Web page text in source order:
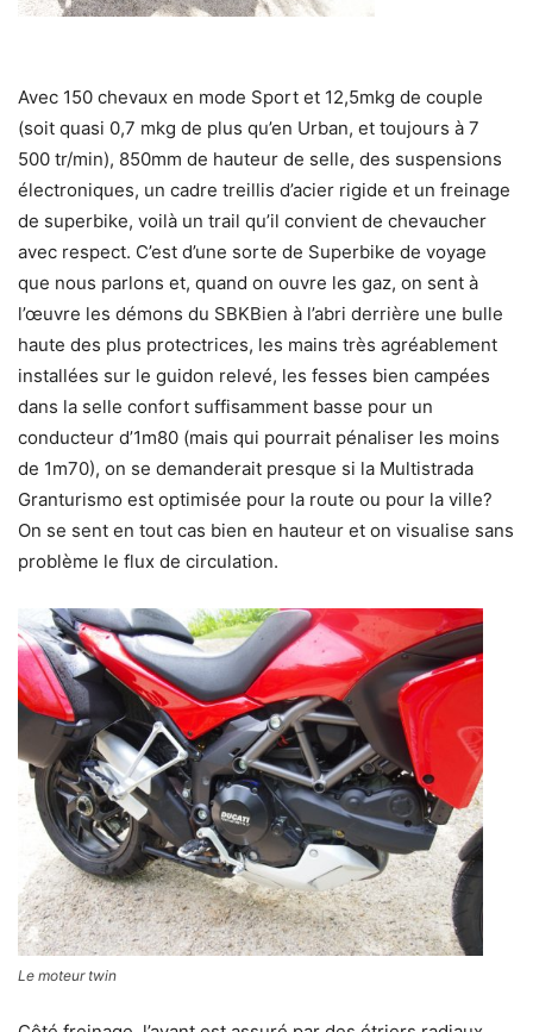
Avec 150 chevaux en mode Sport et 12,5mkg de couple
(soit quasi 0,7 mkg de plus qu’en Urban, et toujours à 7
500 tr/min), 850mm de hauteur de selle, des suspensions
électroniques, un cadre treillis d’acier rigide et un freinage
de superbike, voilà un trail qu’il convient de chevaucher
avec respect. C’est d’une sorte de Superbike de voyage
que nous parlons et, quand on ouvre les gaz, on sent à
l’œuvre les démons du SBKBien à l’abri derrière une bulle
haute des plus protectrices, les mains très agréablement
installées sur le guidon relevé, les fesses bien campées
dans la selle confort suffisamment basse pour un
conducteur d’1m80 (mais qui pourrait pénaliser les moins
de 1m70), on se demanderait presque si la Multistrada
Granturismo est optimisée pour la route ou pour la ville?
On se sent en tout cas bien en hauteur et on visualise sans
problème le flux de circulation.
Le moteur twin